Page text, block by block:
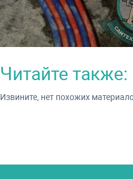
Читайте также:
Извините, нет похожих